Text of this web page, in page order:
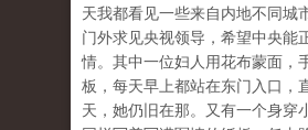
天我都看见一些来自内地不同城
门外求见央视领导，希望中央能
情。其中一位妇人用花布蒙面，
板，每天早上都站在东门入口，
天，她仍旧在那。又有一个身穿